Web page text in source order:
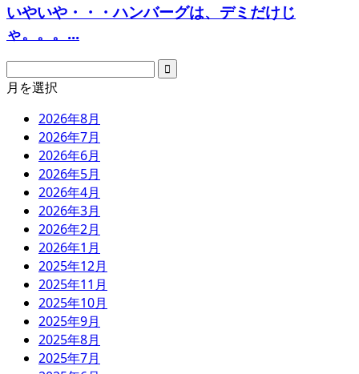
いやいや・・・ハンバーグは、デミだけじ
ゃ。。。...
月を選択
2026年8月
2026年7月
2026年6月
2026年5月
2026年4月
2026年3月
2026年2月
2026年1月
2025年12月
2025年11月
2025年10月
2025年9月
2025年8月
2025年7月